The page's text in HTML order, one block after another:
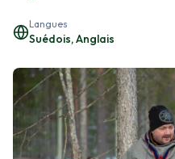
Langues
Suédois, Anglais